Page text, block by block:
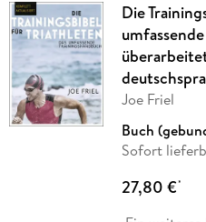
Die
Joe Friel
Buch
Sofort
27,80 €*